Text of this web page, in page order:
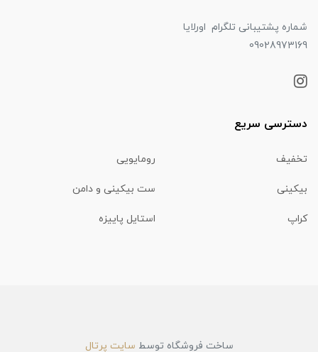
شماره پشتیبانی تلگرام اورلایا
09028973169
دسترسی سریع
تخفیف رومایویی
بیکینی ست بیکینی و دامن
کراپ استایل پاییزه
ساخت فروشگاه توسط سایت پرتال